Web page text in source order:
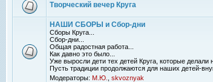
Творческий вечер Круга
НАШИ СБОРЫ и Сбор-дни
Сборы Круга...
Сбор-дни...
Общая радостная работа...
Как давно это было...
Уже выросли дети тех детей Круга, которые делали
Пусть традиции продолжаются для наших детей-
Модераторы: М.Ю. skvoznyak